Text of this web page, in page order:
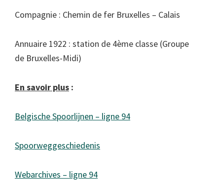
Compagnie : Chemin de fer Bruxelles – Calais
Annuaire 1922 : station de 4ème classe (Groupe
de Bruxelles-Midi)
En savoir plus :
Belgische Spoorlijnen – ligne 94
Spoorweggeschiedenis
Webarchives – ligne 94